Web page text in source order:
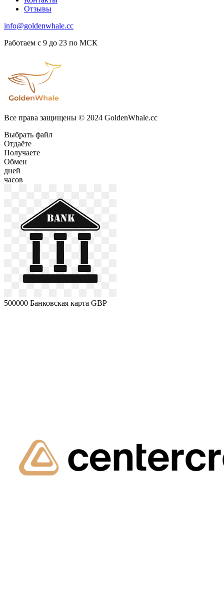
Отзывы
info@goldenwhale.cc
Работаем с 9 до 23 по МСК
Все права защищены © 2024 GoldenWhale.cc
Выбрать файл
Отдаёте
Получаете
Обмен
дней
часов
500000 Банковская карта GBP